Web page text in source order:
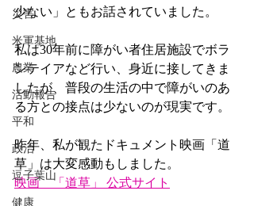
災害
米軍基地
農業
活動報告
平和
政治
逗子葉山
健康
少ない」ともお話されていました。
私は30年前に障がい者住居施設でボラ
ンテイアなど行い、身近に接してきま
したが、普段の生活の中で障がいのあ
る方との接点は少ないのが現実です。
昨年、私が観たドキュメント映画「道
草」は大変感動もしました。
映画　「道草」 公式サイト